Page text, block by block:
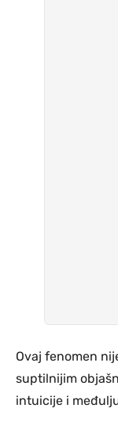
Ovaj fenomen
suptilnijim
intuicije i